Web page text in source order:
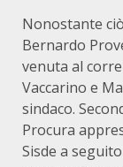
Nonostante
Bernardo
venuta al
Vaccarino e
sindaco.
Procura
Sisde a